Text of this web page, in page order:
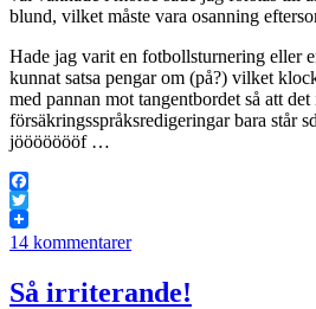
blund, vilket måste vara osanning
Hade jag varit en fotbollsturnering eller
kunnat satsa pengar om (på?) vilket
med pannan mot tangentbordet så att
försäkringsspråksredigeringar bara står
jöööööööf …
Facebook
Twitter
14 kommentarer
Så irriterande!